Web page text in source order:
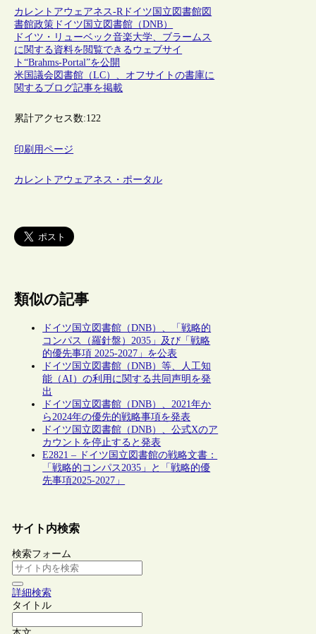
カレントアウェアネス-Rドイツ 国立図書館図
書館政策 ドイツ国立図書館（DNB）
ドイツ・リューベック音楽大学、ブラームス
に関する資料を閲覧できるウェブサイ
ト“Brahms-Portal”を公開
米国議会図書館（LC）、オフサイトの書庫に
関するブログ記事を掲載
累計アクセス数:122
印刷用ページ
カレントアウェアネス・ポータル
類似の記事
ドイツ国立図書館（DNB）、「戦略的
コンパス（羅針盤）2035」及び「戦略
的優先事項 2025-2027」を公表
ドイツ国立図書館（DNB）等、人工知
能（AI）の利用に関する共同声明を発
出
ドイツ国立図書館（DNB）、2021年か
ら2024年の優先的戦略事項を発表
ドイツ国立図書館（DNB）、公式Xのア
カウントを停止すると発表
E2821 – ドイツ国立図書館の戦略文書：
「戦略的コンパス2035」と「戦略的優
先事項2025-2027」
サイト内検索
検索フォーム
詳細検索
タイトル